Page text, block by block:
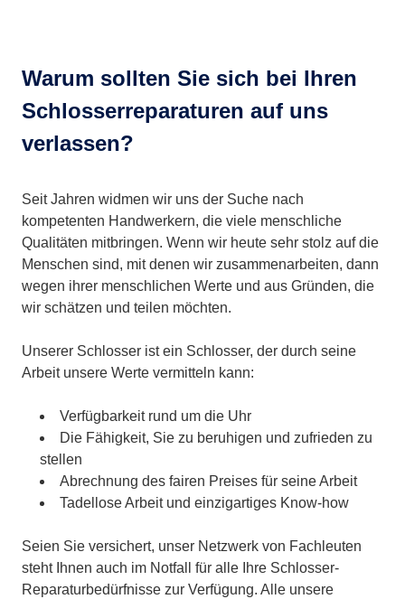
Warum sollten Sie sich bei Ihren
Schlosserreparaturen auf uns
verlassen?
Seit Jahren widmen wir uns der Suche nach
kompetenten Handwerkern, die viele menschliche
Qualitäten mitbringen. Wenn wir heute sehr stolz auf die
Menschen sind, mit denen wir zusammenarbeiten, dann
wegen ihrer menschlichen Werte und aus Gründen, die
wir schätzen und teilen möchten.
Unserer Schlosser ist ein Schlosser, der durch seine
Arbeit unsere Werte vermitteln kann:
Verfügbarkeit rund um die Uhr
Die Fähigkeit, Sie zu beruhigen und zufrieden zu
stellen
Abrechnung des fairen Preises für seine Arbeit
Tadellose Arbeit und einzigartiges Know-how
Seien Sie versichert, unser Netzwerk von Fachleuten
steht Ihnen auch im Notfall für alle Ihre Schlosser-
Reparaturbedürfnisse zur Verfügung. Alle unsere